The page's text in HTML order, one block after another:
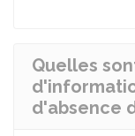
Quelles
d'absence